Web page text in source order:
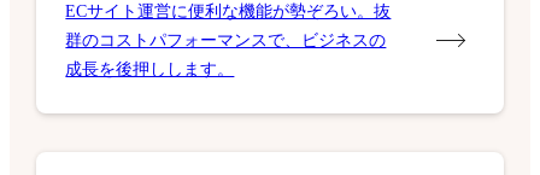
ECサイト運営に便利な機能が勢ぞろい。抜
群のコストパフォーマンスで、ビジネスの
成長を後押しします。